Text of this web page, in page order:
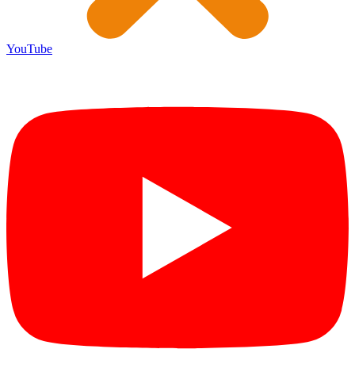
YouTube